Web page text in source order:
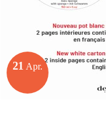
21 Apr.